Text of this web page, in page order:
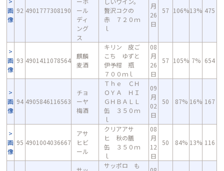
画
像
92 4901777308190
ール
ディ
ング
ス
贅沢コクの
赤 ７２０ｍ
ｌ
月
26
日
57 106%13% 475
画
像
93 4901411078564
麒麟
麦酒
キリン 皮ご
こち ゆずと
伊予柑 瓶
７００ｍｌ
08
月
26
日
57 105% 7% 654
画
像
94 4905846116563
チョ
ーヤ
梅酒
Ｔｈｅ ＣＨ
ＯＹＡ ＨＩ
ＧＨＢＡＬＬ
缶 ３５０ｍ
ｌ
09
月
02
日
50 87% 16% 167
画
像
95 4901004036667
アサ
ヒビ
ール
クリアアサ
ヒ 秋の膳
缶 ３５０ｍ
ｌ
08
月
12
日
50 84% 13% 116
サッポロ も